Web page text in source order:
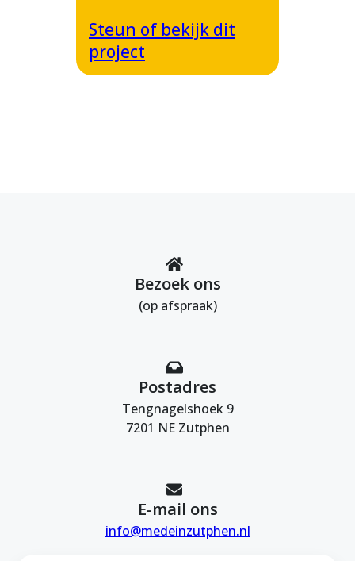
Steun of bekijk dit
project
Bezoek ons
(op afspraak)
Postadres
Tengnagelshoek 9
7201 NE Zutphen
E-mail ons
info@medeinzutphen.nl